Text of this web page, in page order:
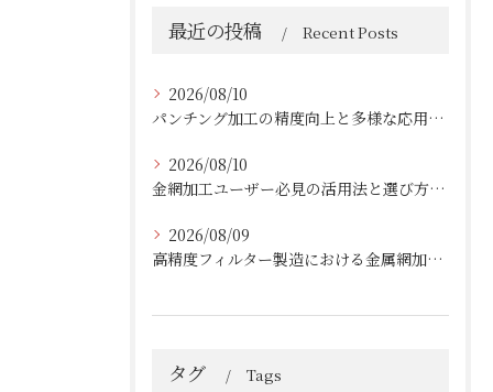
最近の投稿 Recent Posts
2026/08/10
パンチング加工の精度向上と多様な応用事例
2026/08/10
金網加工ユーザー必見の活用法と選び方ガイド
2026/08/09
高精度フィルター製造における金属網加工の最前線
タグ Tags